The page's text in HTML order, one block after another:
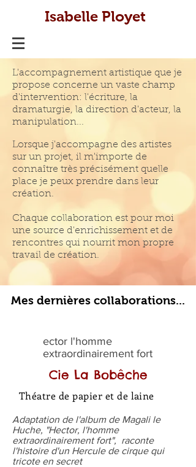
Isabelle Ployet
L'accompagnement artistique que je
propose concerne un vaste champ
d'intervention: l'écriture, la
dramaturgie, la direction d'acteur, la
manipulation...
Lorsque j'accompagne des artistes
sur un projet, il m'importe de
connaître très précisément quelle
place je peux prendre dans leur
création.
Chaque collaboration est pour moi
une source d'enrichissement et de
rencontres qui nourrit mon propre
travail de création.
Mes dernières collaborations...
ector l'homme
extraordinairement fort
Cie La Bobêche
Théatre de papier et de laine
Adaptation de l'album de Magali le
Huche, "Hector, l'homme
extraordinairement fort", raconte
l'histoire d'un Hercule de cirque qui
tricote en secret